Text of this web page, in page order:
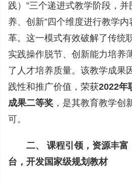
践）”三个递进式教学阶段，
养、创新”四个维度进行教学
革。这一模式有效破解了传统
实践操作脱节、创新能力培养
了人才培养质量。该教学成果
践性和推广价值，荣获2022年
成果二等奖 ，是其教育教学创
可。
二、 课程引领，资源丰富
台，开发国家级规划教材